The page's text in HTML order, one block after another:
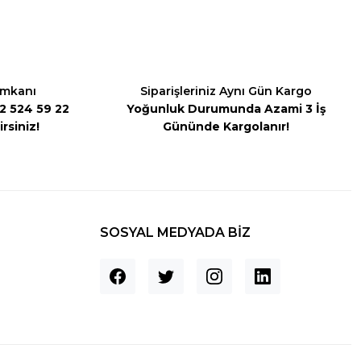
524 59 22
Siparişleriniz Aynı Gün Kargo
Yoğunluk Durumunda Azami 3 İş
Gününde Kargolanır!
SOSYAL MEDYADA BİZ